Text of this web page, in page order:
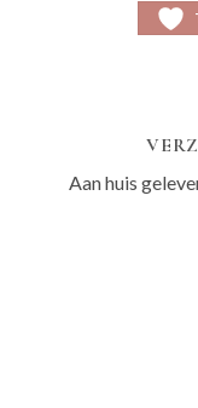
Aan huis